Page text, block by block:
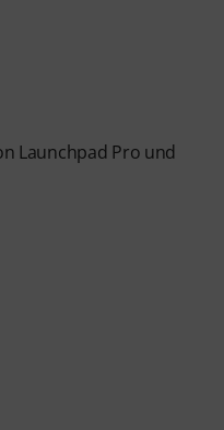
Launchpad Pro und